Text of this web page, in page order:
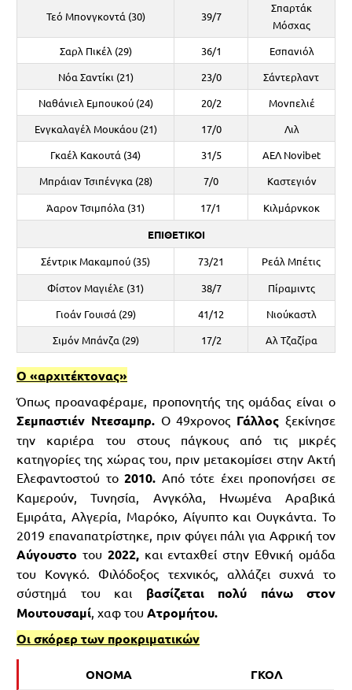
Τεό Μπονγκοντά (30) 39/7
Σπαρτάκ
Μόσχας
Σαρλ Πικέλ (29)
36/1
Εσπανιόλ
Νόα Σαντίκι (21)
23/0
Σάντερλαντ
Ναθάνιελ Εμπουκού (24)
20/2
Μονπελιέ
Ενγκαλαγέλ Μουκάου (21)
17/0
Λιλ
Γκαέλ Κακουτά (34)
31/5
ΑΕΛ Novibet
Μπράιαν Τσιπένγκα (28)
7/0
Καστεγιόν
Άαρον Τσιμπόλα (31)
17/1
Κιλμάρνκοκ
ΕΠΙΘΕΤΙΚΟΙ
Σέντρικ Μακαμπού (35)
73/21
Ρεάλ Μπέτις
Φίστον Μαγιέλε (31)
38/7
Πίραμιντς
Γιοάν Γουισά (29)
41/12
Νιούκαστλ
Σιμόν Μπάνζα (29)
17/2 Αλ Τζαζίρα
Ο «αρχιτέκτονας»
Όπως προαναφέραμε, προπονητής της ομάδας είναι ο
Σεμπαστιέν Ντεσαμπρ.Ο 49χρονος Γάλλος ξεκίνησε
την καριέρα του στους πάγκους από τις μικρές
κατηγορίες της χώρας του, πριν μετακομίσει στην Ακτή
Ελεφαντοστού το2010. Από τότε έχει προπονήσει σε
Καμερούν, Τυνησία, Ανγκόλα, Ηνωμένα Αραβικά
Εμιράτα, Αλγερία, Μαρόκο, Αίγυπτο και Ουγκάντα. Το
2019 επαναπατρίστηκε, πριν φύγει πάλι για Αφρική τον
Αύγουστο του 2022,και ενταχθεί στην Εθνική ομάδα
του Κονγκό. Φιλόδοξος τεχνικός, αλλάζει συχνά το
σύστημά του και βασίζεται πολύ πάνω στον
Μουτουσαμί, χαφ του Ατρομήτου.
Οι σκόρερ των προκριματικών
ΟΝΟΜΑ ΓΚΟΛ